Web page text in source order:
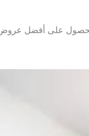
على أفضل